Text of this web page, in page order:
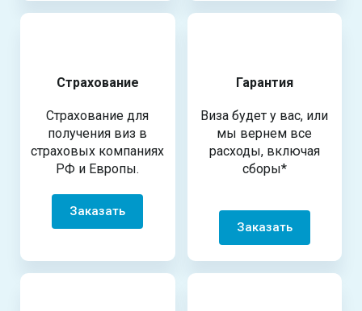
Страхование
Страхование для
получения виз в
страховых компаниях
РФ и Европы.
Заказать
Гарантия
Виза будет у вас, или
мы вернем все
расходы, включая
сборы*
Заказать